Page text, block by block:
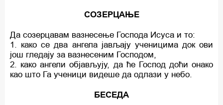
СОЗЕРЦАЊЕ
Да созерцавам вазнесење Господа Исуса и то:
1. како се два ангела јављају ученицима док ови
још гледају за вазнесеним Господом,
2. како ангели објављују, да ће Господ доћи онако
као што Га ученици видеше да одлази у небо.
БЕСЕДА